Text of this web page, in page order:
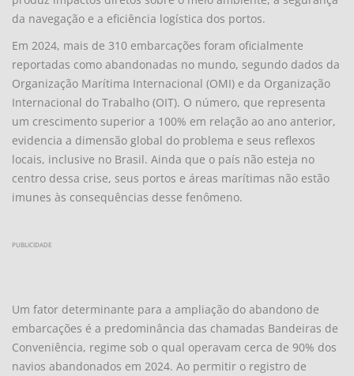
da navegação e a eficiência logística dos portos.
Em 2024, mais de 310 embarcações foram oficialmente
reportadas como abandonadas no mundo, segundo dados da
Organização Marítima Internacional (OMI) e da Organização
Internacional do Trabalho (OIT). O número, que representa
um crescimento superior a 100% em relação ao ano anterior,
evidencia a dimensão global do problema e seus reflexos
locais, inclusive no Brasil. Ainda que o país não esteja no
centro dessa crise, seus portos e áreas marítimas não estão
imunes às consequências desse fenômeno.
PUBLICIDADE
Um fator determinante para a ampliação do abandono de
embarcações é a predominância das chamadas Bandeiras de
Conveniência, regime sob o qual operavam cerca de 90% dos
navios abandonados em 2024. Ao permitir o registro de